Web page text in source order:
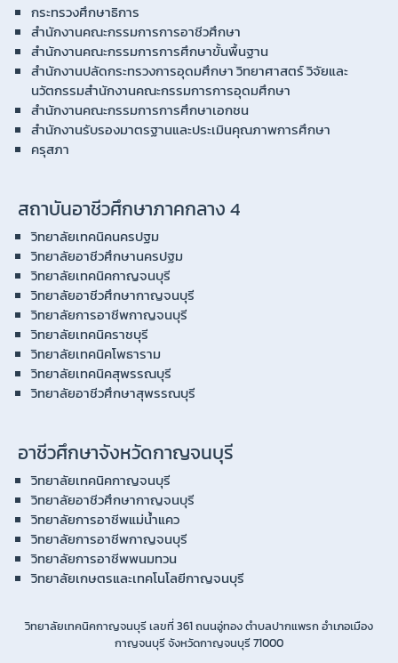
กระทรวงศึกษาธิการ
สำนักงานคณะกรรมการการอาชีวศึกษา
สำนักงานคณะกรรมการการศึกษาขั้นพื้นฐาน
สำนักงานปลัดกระทรวงการอุดมศึกษา วิทยาศาสตร์ วิจัยและ
นวัตกรรมสำนักงานคณะกรรมการการอุดมศึกษา
สำนักงานคณะกรรมการการศึกษาเอกชน
สำนักงานรับรองมาตรฐานและประเมินคุณภาพการศึกษา
ครุสภา
สถาบันอาชีวศึกษาภาคกลาง 4
วิทยาลัยเทคนิคนครปฐม
วิทยาลัยอาชีวศึกษานครปฐม
วิทยาลัยเทคนิคกาญจนบุรี
วิทยาลัยอาชีวศึกษากาญจนบุรี
วิทยาลัยการอาชีพกาญจนบุรี
วิทยาลัยเทคนิคราชบุรี
วิทยาลัยเทคนิคโพธาราม
วิทยาลัยเทคนิคสุพรรณบุรี
วิทยาลัยอาชีวศึกษาสุพรรณบุรี
อาชีวศึกษาจังหวัดกาญจนบุรี
วิทยาลัยเทคนิคกาญจนบุรี
วิทยาลัยอาชีวศึกษากาญจนบุรี
วิทยาลัยการอาชีพแม่น้ำแคว
วิทยาลัยการอาชีพกาญจนบุรี
วิทยาลัยการอาชีพพนมทวน
วิทยาลัยเกษตรและเทคโนโลยีกาญจนบุรี
วิทยาลัยเทคนิคกาญจนบุรี เลขที่ 361 ถนนอู่ทอง ตำบลปากแพรก อำเภอเมือง
กาญจนบุรี จังหวัดกาญจนบุรี 71000